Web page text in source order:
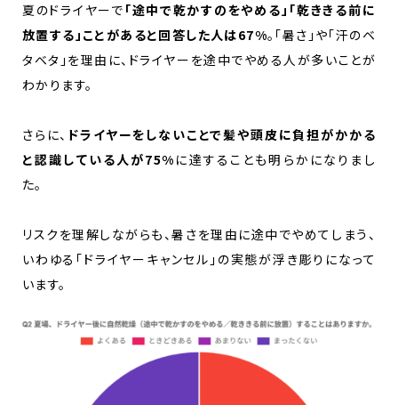
夏のドライヤーで 「途中で乾かすのをやめる」「乾ききる前に
放置する」ことがあると回答した人は67%。「暑さ」や「汗のベ
タベタ」を理由に、ドライヤーを途中でやめる人が多いことが
わかります。
さらに、 ドライヤーをしないことで髪や頭皮に負担がかかる
と認識している人が75% に達することも明らかになりまし
た。
リスクを理解しながらも、暑さを理由に途中でやめてしまう、
いわゆる「ドライヤーキャンセル」の実態が浮き彫りになって
います。